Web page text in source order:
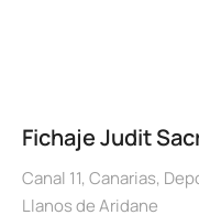
Fichaje Judit
Canal 11, Canarias,
Llanos de Aridane